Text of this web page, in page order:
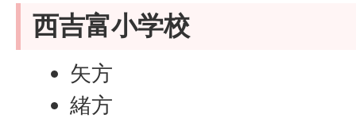
西吉富小学校
矢方
緒方